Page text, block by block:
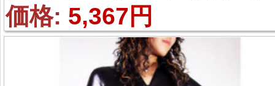
価格: 5,367円